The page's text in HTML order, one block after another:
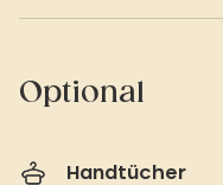
Optional
Handtücher